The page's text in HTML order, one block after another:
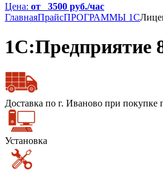
Цена: от 3500 руб./час
ГлавнаяПрайсПРОГРАММЫ 1С
1С:Предприятие
Доставка по г. Иваново при
Установка